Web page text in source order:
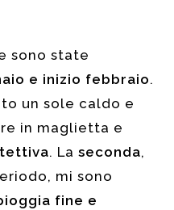
sono state
e inizio febbraio.
un sole caldo e
in maglietta e
. Laseconda,
mi sono
fine e